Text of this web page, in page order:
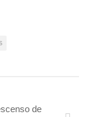
de